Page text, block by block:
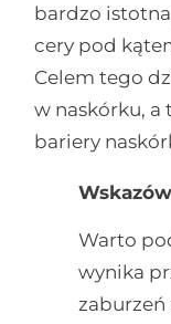
bardzo
cery pod
Celem tego
w naskórku, a
bariery
Warto
wynika
zaburzeń